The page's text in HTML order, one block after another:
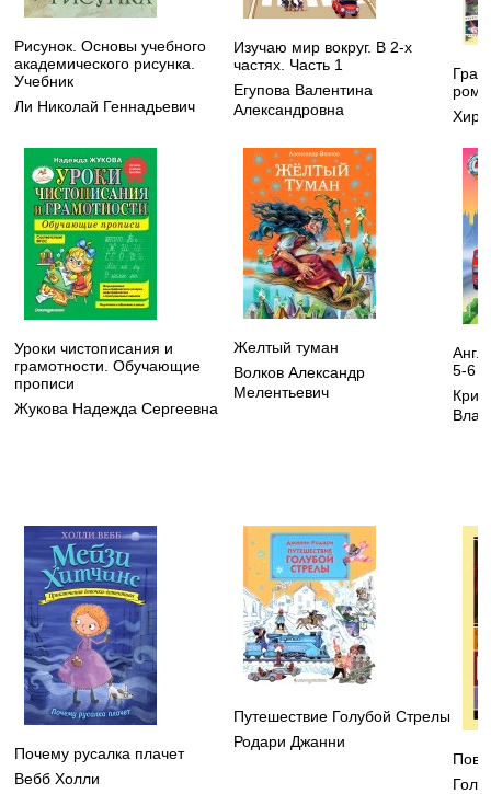
Рисунок. Основы учебного
академического рисунка.
Учебник
Ли Николай Геннадьевич
Изучаю мир вокруг. В 2-х
частях. Часть 1
Егупова Валентина
Александровна
Уроки чистописания и
грамотности. Обучающие
прописи
Жукова Надежда Сергеевна
Желтый туман
Волков Александр
Мелентьевич
5-6
Почему русалка плачет
Вебб Холли
Путешествие Голубой Стрелы
Родари Джанни